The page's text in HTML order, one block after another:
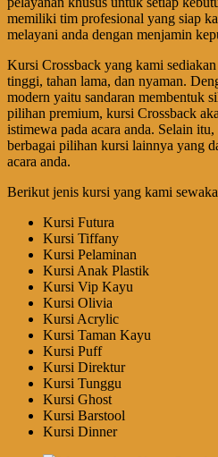
memiliki tim profesional yang siap
melayani anda dengan menjamin
Kursi Crossback yang kami
tinggi, tahan lama, dan nyaman.
modern yaitu sandaran membentuk
pilihan premium, kursi Crossback
istimewa pada acara anda. Selain
berbagai pilihan kursi lainnya yang
acara anda.
Berikut jenis kursi yang kami
Kursi Futura
Kursi Tiffany
Kursi Pelaminan
Kursi Anak Plastik
Kursi Vip Kayu
Kursi Olivia
Kursi Acrylic
Kursi Taman Kayu
Kursi Puff
Kursi Direktur
Kursi Tunggu
Kursi Ghost
Kursi Barstool
Kursi Dinner